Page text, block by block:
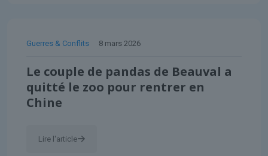
Guerres & Conflits 8 mars 2026
Le couple de pandas de Beauval a
quitté le zoo pour rentrer en
Chine
Lire l'article